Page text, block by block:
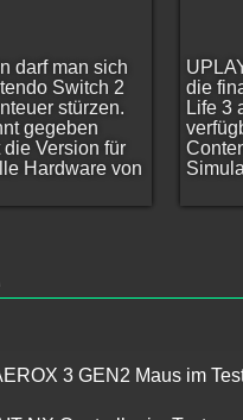
darf man sich
Switch 2
stürzen.
gegeben
Version für
Hardware von
die
Life 3
3 GEN2 Maus im